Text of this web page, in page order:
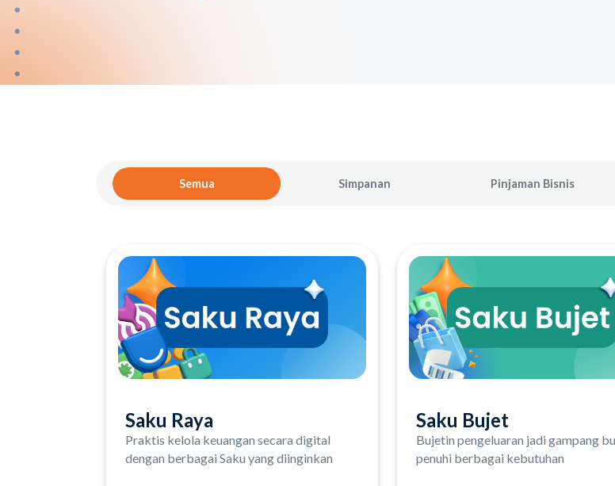
Semua Simpanan Pinjaman Bisnis
Saku Raya
Praktis kelola keuangan secara digital
dengan berbagai Saku yang diinginkan
Saku Bujet
Bujetin pengeluaran jadi gampang
penuhi berbagai kebutuhan